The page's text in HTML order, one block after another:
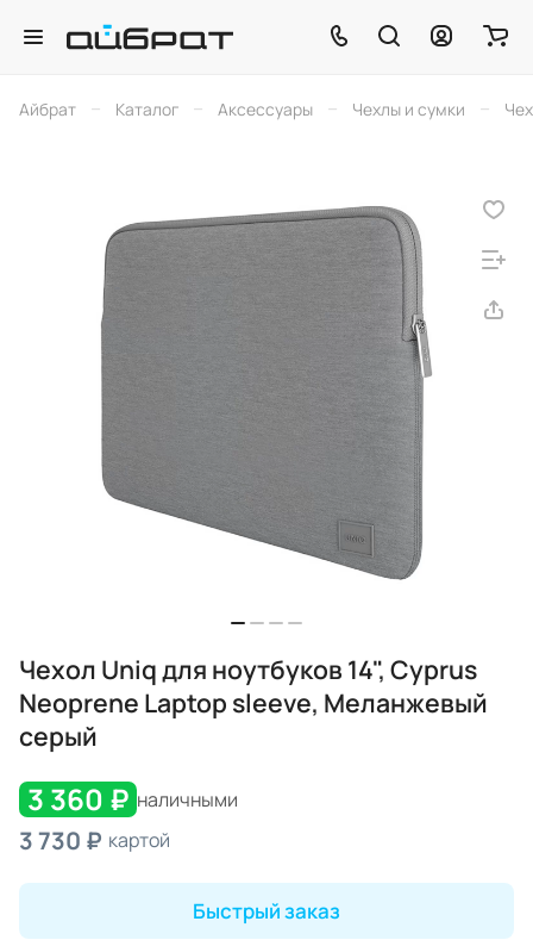
Айбрат – Каталог – Аксессуары – Чехлы и сумки –
Чехол Uniq для ноутбуков 14", Cyprus
Neoprene Laptop sleeve, Меланжевый
серый
3 360 ₽ наличными
3 730 ₽ картой
Быстрый заказ